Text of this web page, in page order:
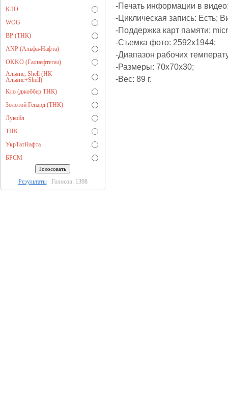
КЛО
WOG
BP (ТНК)
ANP (Альфа-Нафта)
OKKO (Галнефтегаз)
Альянс, Shell (НК
Альянс+Shell)
Кло (джоббер ТНК)
Золотой Гепард (ТНК)
Лукойл
ТНК
УкрТатНафта
БРСМ
РезультатыГолосов: 1398
-Печать информации в
-Циклическая запись: Есть;
-Поддержка карт памяти:
-Съемка фото: 2592х1944;
-Диапазон рабочих
-Размеры: 70x70x30;
-Вес: 89 г.